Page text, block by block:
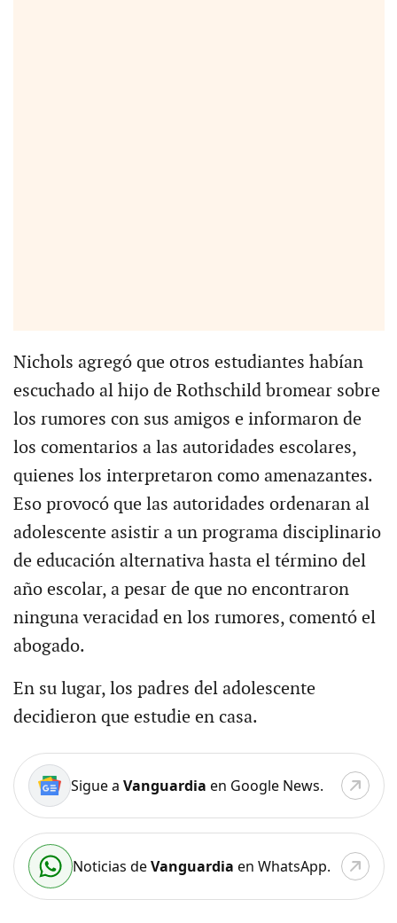
Nichols agregó que otros estudiantes habían
escuchado al hijo de Rothschild bromear sobre
los rumores con sus amigos e informaron de
los comentarios a las autoridades escolares,
quienes los interpretaron como amenazantes.
Eso provocó que las autoridades ordenaran al
adolescente asistir a un programa disciplinario
de educación alternativa hasta el término del
año escolar, a pesar de que no encontraron
ninguna veracidad en los rumores, comentó el
abogado.
En su lugar, los padres del adolescente
decidieron que estudie en casa.
Sigue a Vanguardia en Google News.
Noticias deVanguardia en WhatsApp.